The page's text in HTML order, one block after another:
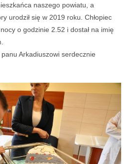
naszego powiatu, a
urodził się w 2019 roku. Chłopiec
o godzinie 2.52 i dostał na imię
Arkadiuszowi serdecznie